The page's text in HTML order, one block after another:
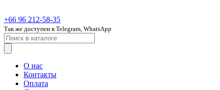
+66 96 212-58-35
Так же доступен в Telegram, WhatsApp
О нас
Контакты
Оплата